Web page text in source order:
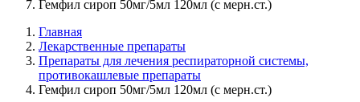
Гемфил сироп 50мг/5мл 120мл (с мерн.ст.)
Главная
Лекарственные препараты
Препараты для лечения респираторной системы,
противокашлевые препараты
Гемфил сироп 50мг/5мл 120мл (с мерн.ст.)